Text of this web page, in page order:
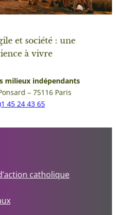
et société : une
à vivre
milieux indépendants
– 75116 Paris
45 24 43 65
catholique